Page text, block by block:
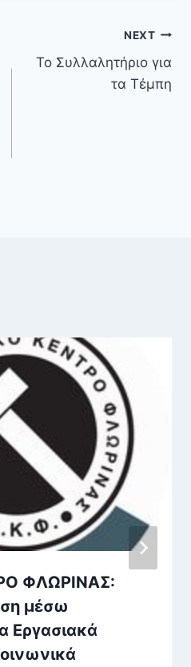
NEXT
Το Συλλαλητήριο για
τα Τέμπη
ΦΛΩΡΙΝΑΣ:
μέσω
Εργασιακά